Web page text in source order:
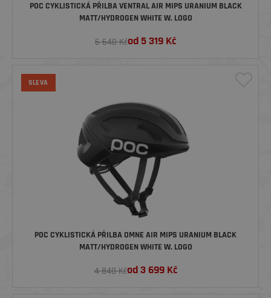
POC CYKLISTICKÁ PŘILBA VENTRAL AIR MIPS URANIUM BLACK
MATT/HYDROGEN WHITE W. LOGO
6 640 Kčod 5 319 Kč
SLEVA
POC CYKLISTICKÁ PŘILBA OMNE AIR MIPS URANIUM BLACK
MATT/HYDROGEN WHITE W. LOGO
4 840 Kčod3 699Kč